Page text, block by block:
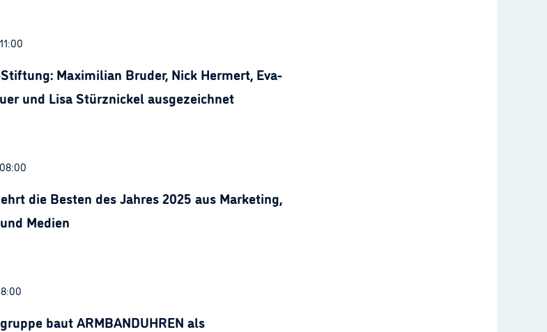
Stiftung: Maximilian Bruder, Nick Hermert, Eva-
und Lisa Stürznickel ausgezeichnet
ehrt die Besten des Jahres 2025 aus Marketing,
Medien
baut ARMBANDUHREN als